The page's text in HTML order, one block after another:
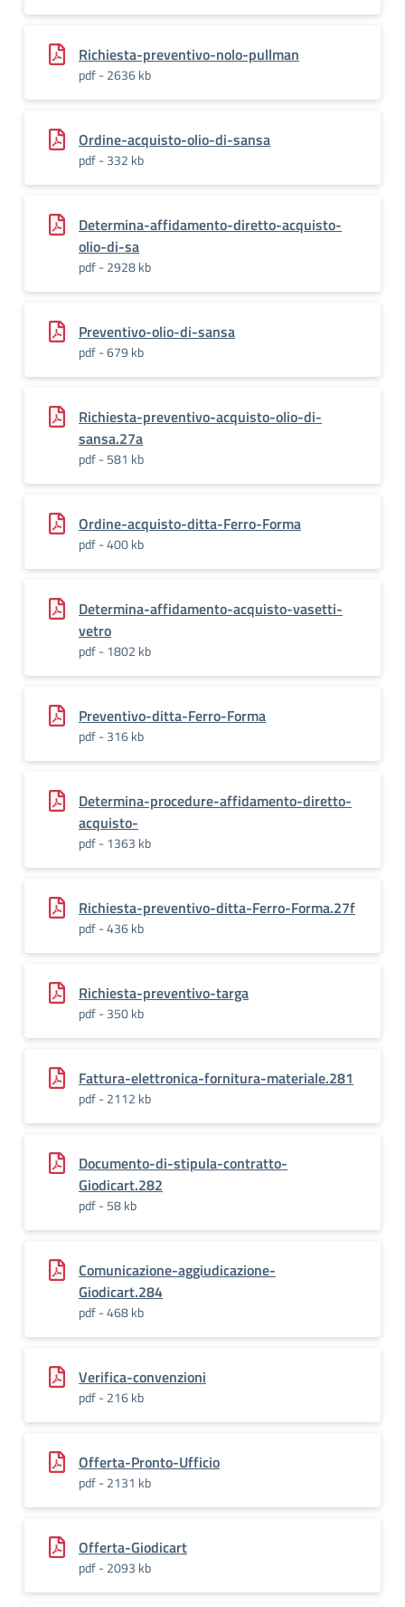
Richiesta-preventivo-nolo-pullman
pdf - 2636 kb
Ordine-acquisto-olio-di-sansa
pdf - 332 kb
Determina-affidamento-diretto-acquisto-
olio-di-sa
pdf - 2928 kb
Preventivo-olio-di-sansa
pdf - 679 kb
Richiesta-preventivo-acquisto-olio-di-
sansa.27a
pdf - 581 kb
Ordine-acquisto-ditta-Ferro-Forma
pdf - 400 kb
Determina-affidamento-acquisto-vasetti-
vetro
pdf - 1802 kb
Preventivo-ditta-Ferro-Forma
pdf - 316 kb
Determina-procedure-affidamento-diretto-
acquisto-
pdf - 1363 kb
Richiesta-preventivo-ditta-Ferro-Forma.27f
pdf - 436 kb
Richiesta-preventivo-targa
pdf - 350 kb
Fattura-elettronica-fornitura-materiale.281
pdf - 2112 kb
Documento-di-stipula-contratto-
Giodicart.282
pdf - 58 kb
Comunicazione-aggiudicazione-
Giodicart.284
pdf - 468 kb
Verifica-convenzioni
pdf - 216 kb
Offerta-Pronto-Ufficio
pdf - 2131 kb
Offerta-Giodicart
pdf - 2093 kb